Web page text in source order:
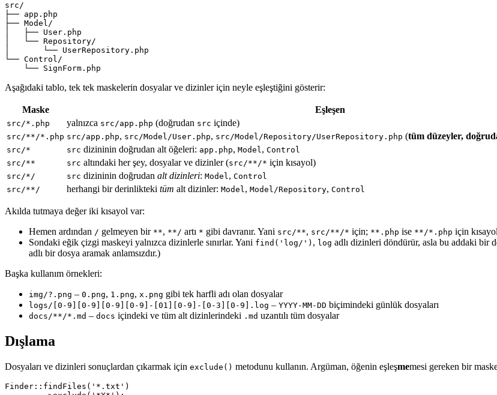
src/
├── app.php
├── Model/
│   ├── User.php
│   └── Repository/
│       └── UserRepository.php
└── Control/
    └── SignForm.php
Aşağıdaki tablo, tek tek maskelerin dosyalar ve dizinler için neyle eşleştiğini gösterir:
Maske Eşleşen
src/*.php yalnızca src/app.php (doğrudan src içinde)
src/**/*.php src/app.php, src/Model/User.php, src/Model/Repository/UserRepository.php (tüm düzeyler,
src/* src dizininin doğrudan alt öğeleri: app.php, Model, Control
src/**
src altındaki her şey, dosyalar ve dizinler (src/**/* için kısayol)
src/*/ src dizininin doğrudan alt dizinleri: Model, Control
src/**/
herhangi bir derinlikteki tüm alt dizinler: Model, Model/Repository, Control
Akılda tutmaya değer iki kısayol var:
Hemen ardından / gelmeyen bir **, **/ artı * gibi davranır. Yani src/**, src/**/* için; **.php ise **/*.php için
Sondaki eğik çizgi maskeyi yalnızca dizinlerle sınırlar. Yani find('log/') , log adlı dizinleri döndürür, asla bu addaki bir
adlı bir dosya aramak anlamsızdır.)
Başka kullanım örnekleri:
img/?.png – 0.png, 1.png, x.png gibi tek harfli adı olan dosyalar
logs/[0-9][0-9][0-9][0-9]-[01][0-9]-[0-3][0-9].log – YYYY-MM-DD biçimindeki günlük dosyaları
docs/**/*.md – docs içindeki ve tüm alt dizinlerindeki .md uzantılı tüm dosyalar
Dışlama
Dosyaları ve dizinleri sonuçlardan çıkarmak için exclude() metodunu kullanın. Argüman, öğenin eşleşmemesi gereken bir
Finder::findFiles('*.txt')